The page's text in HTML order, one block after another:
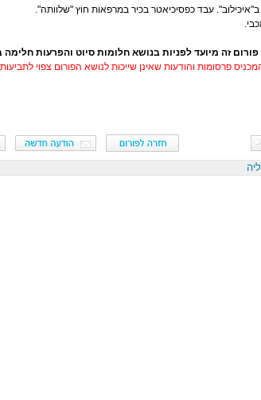
עבד כפסיכיאטר בכיר במרפאות חוץ "שלוותה".
פורום זה מיועד לפניות בנושא חלומות סיוט והפרעות חלימה
פרסומות והודעות שאינן שייכות לנושא הפורום צפוי